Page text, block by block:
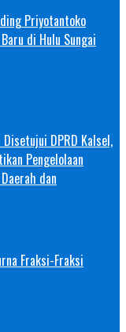
Priyotantoko
di Hulu Sungai
DPRD Kalsel,
Pengelolaan
dan
Fraksi-Fraksi